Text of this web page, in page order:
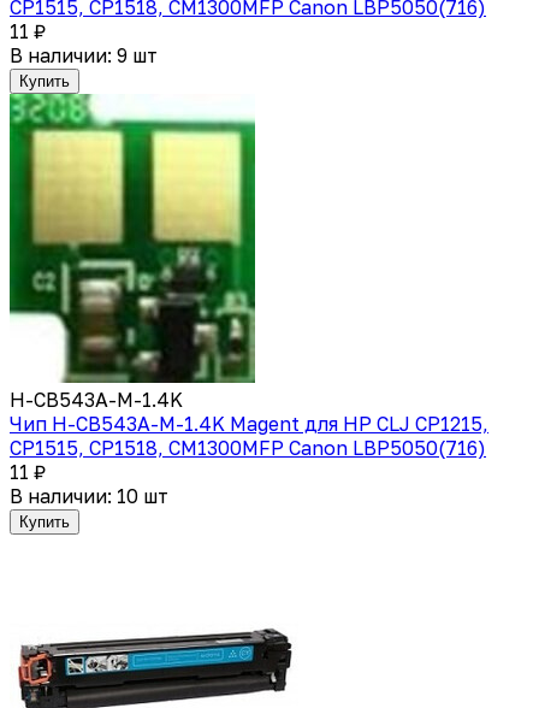
CP1515, CP1518, CM1300MFP Canon LBP5050(716)
11 ₽
В наличии: 9 шт
Купить
H-CB543A-M-1.4K
Чип H-CB543A-M-1.4K Magent для HP CLJ CP1215,
CP1515, CP1518, CM1300MFP Canon LBP5050(716)
11 ₽
В наличии: 10 шт
Купить